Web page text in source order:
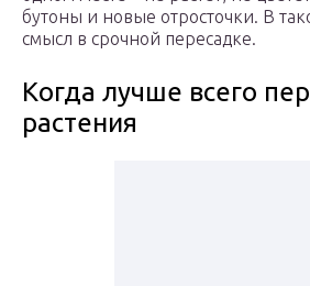
бутоны и новые отросточки. В
смысл в срочной пересадке.
Когда лучше всего
растения